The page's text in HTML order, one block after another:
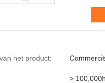
het product:
> 100,000h